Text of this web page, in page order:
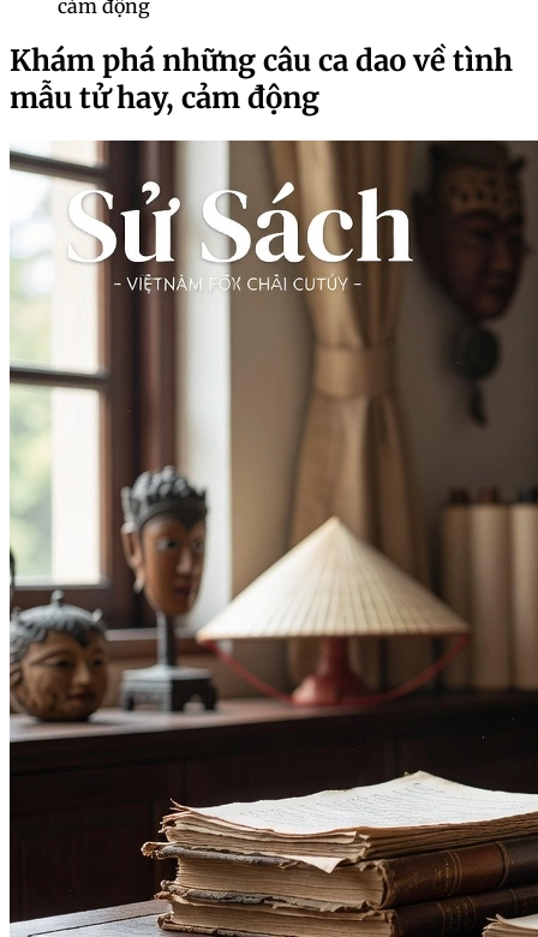
cảm động
Khám phá những câu ca dao về tình
mẫu tử hay, cảm động